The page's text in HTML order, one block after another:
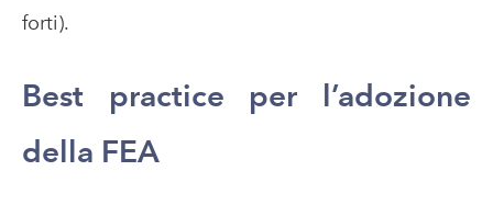
forti).
Best practice per l’adozione
della FEA